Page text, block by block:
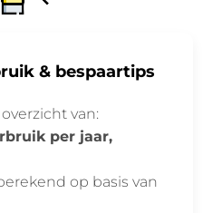
& bespaartips
van:
per jaar,
op basis van